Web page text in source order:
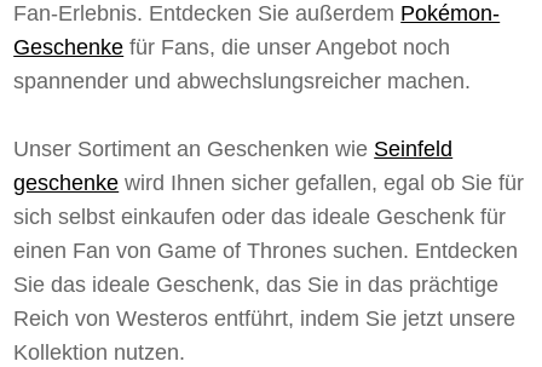
Fan-Erlebnis. Entdecken Sie außerdem Pokémon-
Geschenke für Fans, die unser Angebot noch
spannender und abwechslungsreicher machen.
Unser Sortiment an Geschenken wie Seinfeld
geschenke wird Ihnen sicher gefallen, egal ob Sie für
sich selbst einkaufen oder das ideale Geschenk für
einen Fan von Game of Thrones suchen. Entdecken
Sie das ideale Geschenk, das Sie in das prächtige
Reich von Westeros entführt, indem Sie jetzt unsere
Kollektion nutzen.